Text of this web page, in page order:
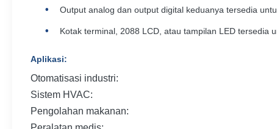
Output analog dan output digital keduanya tersedia
Kotak terminal, 2088 LCD, atau tampilan LED tersedia
Aplikasi:
Otomatisasi industri:
Sistem HVAC:
Pengolahan makanan: